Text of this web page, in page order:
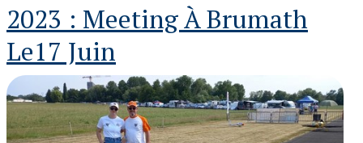
2023 : Meeting À Brumath
Le17 Juin